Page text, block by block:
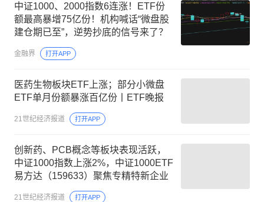
中证1000、2000指数6连涨！ETF份
额最高暴增75亿份！机构喊话“微盘股
建仓期已至”，逆势抄底的信号来了？
金融界 打开APP
医药生物板块ETF上涨；部分小微盘
ETF单月份额暴涨百亿份丨ETF晚报
21世纪经济报道 打开APP
创新药、PCB概念等板块表现活跃，
中证1000指数上涨2%，中证1000ETF
易方达（159633）聚焦专精特新企业
21世纪经济报道 打开APP